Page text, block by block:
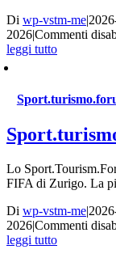
Di wp-vstm-me|
2026|Commenti
leggi tutto
Lo
FIFA di Zurigo. La
Di wp-vstm-me|
2026|Commenti
leggi tutto